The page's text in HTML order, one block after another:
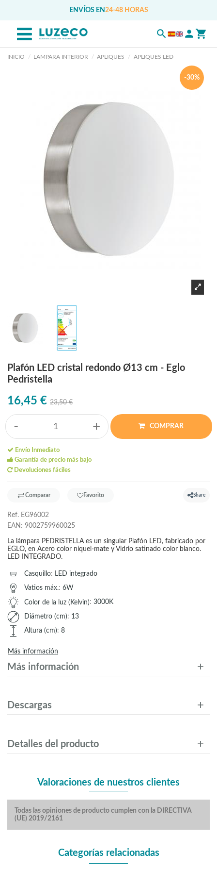
ENVÍOS EN 24-48 HORAS
INICIO LAMPARA INTERIOR APLIQUES APLIQUES LED
-30%
Plafón LED cristal redondo Ø13 cm - Eglo
Pedristella
16,45 € 23,50 €
- + COMPRAR
Envío Inmediato
Garantía de precio más bajo
Devoluciones fáciles
Comparar Favorito Share
Ref. EG96002
EAN: 9002759960025
La lámpara PEDRISTELLA es un singular Plafón LED, fabricado por
EGLO, en Acero color níquel-mate y Vidrio satinado color blanco.
LED INTEGRADO.
Casquillo: LED integrado
Vatios máx.: 6W
Color de la luz (Kelvin): 3000K
Diámetro (cm): 13
Altura (cm): 8
Más información
Más información
Descargas
Detalles del producto
Valoraciones de nuestros clientes
Todas las opiniones de producto cumplen con la DIRECTIVA
(UE) 2019/2161
Categorías relacionadas